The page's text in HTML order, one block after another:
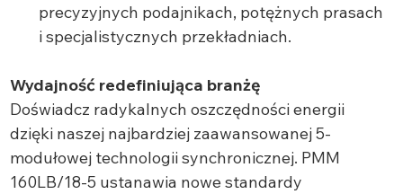
precyzyjnych podajnikach, potężnych prasach
i specjalistycznych przekładniach.
Wydajność redefiniująca branżę
Doświadcz radykalnych oszczędności energii
dzięki naszej najbardziej zaawansowanej 5-
modułowej technologii synchronicznej. PMM
160LB/18-5 ustanawia nowe standardy